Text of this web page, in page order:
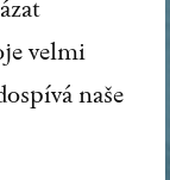
velmi
naše